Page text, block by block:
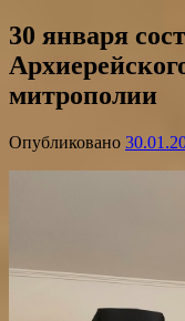
30 января
митрополии
Опубликовано